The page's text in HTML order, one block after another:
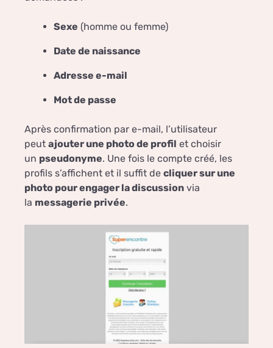
Sexe (homme ou femme)
Date de naissance
Adresse e-mail
Mot de passe
Après confirmation par e-mail, l’utilisateur
peut ajouter une photo de profil et choisir
un pseudonyme. Une fois le compte créé, les
profils s’affichent et il suffit de cliquer sur une
photo pour engager la discussion via
la messagerie privée.